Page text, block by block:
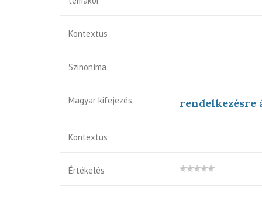
Kontextus
Szinoníma
Magyar kifejezés rendelkezésre
Kontextus
Értékelés